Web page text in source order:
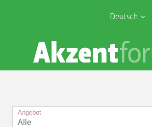
Deutsch
English
Français
Sophia Care
Angebot
Alle